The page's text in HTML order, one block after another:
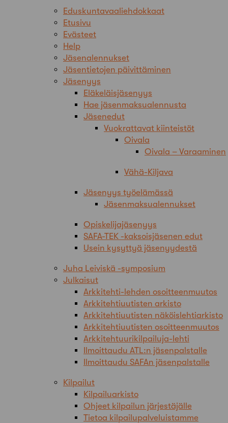
Eduskuntavaaliehdokkaat
Etusivu
Evästeet
Help
Jäsenalennukset
Jäsentietojen päivittäminen
Jäsenyys
Eläkeläisjäsenyys
Hae jäsenmaksualennusta
Jäsenedut
Vuokrattavat kiinteistöt
Oivala
Oivala – Varaaminen
Vähä-Kiljava
Jäsenyys työelämässä
Jäsenmaksualennukset
Opiskelijajäsenyys
SAFA-TEK -kaksoisjäsenen edut
Usein kysyttyä jäsenyydestä
Juha Leiviskä -symposium
Julkaisut
Arkkitehti-lehden osoitteenmuutos
Arkkitehtiuutisten arkisto
Arkkitehtiuutisten näköislehtiarkisto
Arkkitehtiuutisten osoitteenmuutos
Arkkitehtuurikilpailuja-lehti
Ilmoittaudu ATL:n jäsenpalstalle
Ilmoittaudu SAFAn jäsenpalstalle
Kilpailut
Kilpailuarkisto
Ohjeet kilpailun järjestäjälle
Tietoa kilpailupalveluistamme